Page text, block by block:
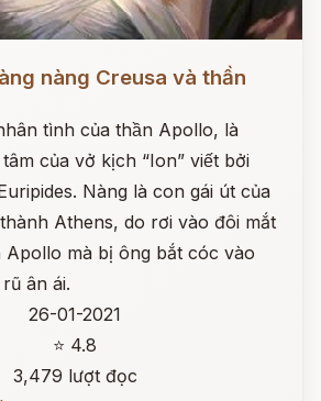
nàng Creusa và thần
tình của thần Apollo, là
của vở kịch “Ion” viết bởi
Nàng là con gái út của
Athens, do rơi vào đôi mắt
Apollo mà bị ông bắt cóc vào
ân ái.
26-01-2021
⭐ 4.8
3,479 lượt đọc